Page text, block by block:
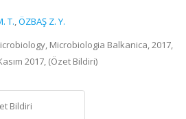
T.,ÖZBAŞ Z. Y.
Microbiologia Balkanica, 2017,
2017, (Özet Bildiri)
Bildiri